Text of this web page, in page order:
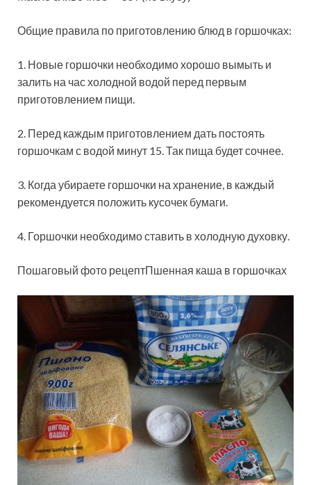
Общие правила по приготовлению блюд в горшочках:
1. Новые горшочки необходимо хорошо вымыть и
залить на час холодной водой перед первым
приготовлением пищи.
2. Перед каждым приготовлением дать постоять
горшочкам с водой минут 15. Так пища будет сочнее.
3. Когда убираете горшочки на хранение, в каждый
рекомендуется положить кусочек бумаги.
4. Горшочки необходимо ставить в холодную духовку.
Пошаговый фото рецептПшенная каша в горшочках